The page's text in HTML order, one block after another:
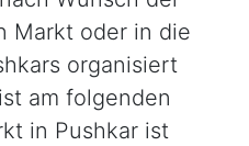
Markt oder in die
organisiert
am folgenden
in Pushkar ist